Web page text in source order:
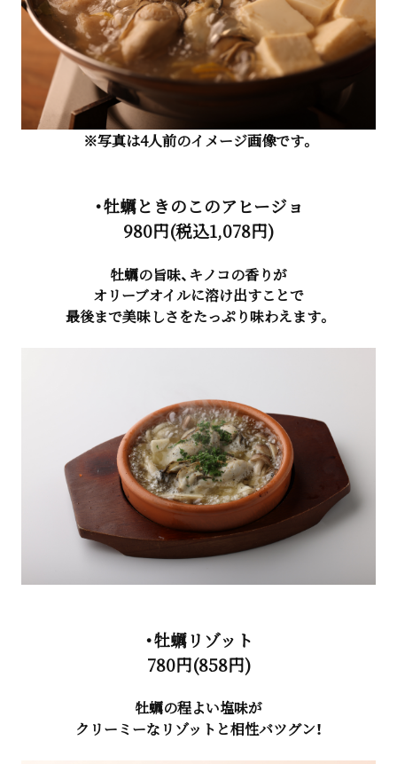
※写真は4人前のイメージ画像です。
・牡蠣ときのこのアヒージョ
980円(税込1,078円)
牡蠣の旨味、キノコの香りが
オリーブオイルに溶け出すことで
最後まで美味しさをたっぷり味わえます。
・牡蠣リゾット
780円(858円)
牡蠣の程よい塩味が
クリーミーなリゾットと相性バツグン！